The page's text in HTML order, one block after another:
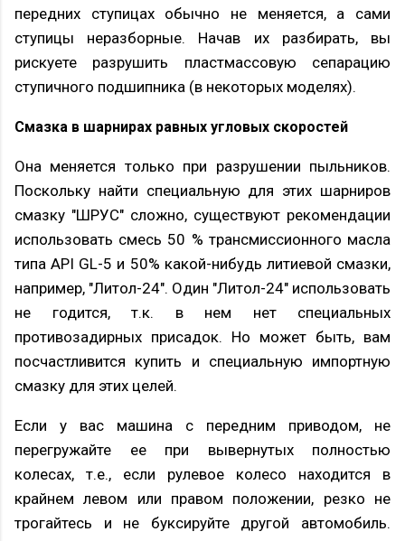
передних ступицах обычно не меняется, а сами
ступицы неразборные. Начав их разбирать, вы
рискуете разрушить пластмассовую сепарацию
ступичного подшипника (в некоторых моделях).
Смазка в шарнирах равных угловых скоростей
Она меняется только при разрушении пыльников.
Поскольку найти специальную для этих шарниров
смазку "ШРУС" сложно, существуют рекомендации
использовать смесь 50 % трансмиссионного масла
типа API GL-5 и 50% какой-нибудь литиевой смазки,
например, "Литол-24". Один "Литол-24" использовать
не годится, т.к. в нем нет специальных
противозадирных присадок. Но может быть, вам
посчастливится купить и специальную импортную
смазку для этих целей.
Если у вас машина с передним приводом, не
перегружайте ее при вывернутых полностью
колесах, т.е., если рулевое колесо находится в
крайнем левом или правом положении, резко не
трогайтесь и не буксируйте другой автомобиль.